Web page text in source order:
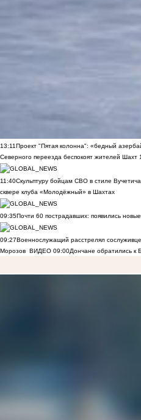
13:11Проект "Пятая колонна": «бедный
Северного переезда беспокоят жителей Шахт
11:40Скульптуру бойцам СВО в стиле
сквере клуба «Молодёжный» в Шахтах
09:35Почти 60 пострадавших: появились
09:27Военнослужащий расстрелял
Морозов
ВИДЕО 09:00Дончане обратились к